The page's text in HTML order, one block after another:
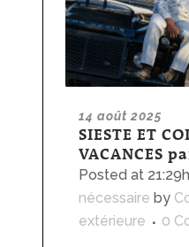
14 août 2025
SIESTE ET
VACANCES
Posted at 21:29h
nécessaire by
extérieure
0